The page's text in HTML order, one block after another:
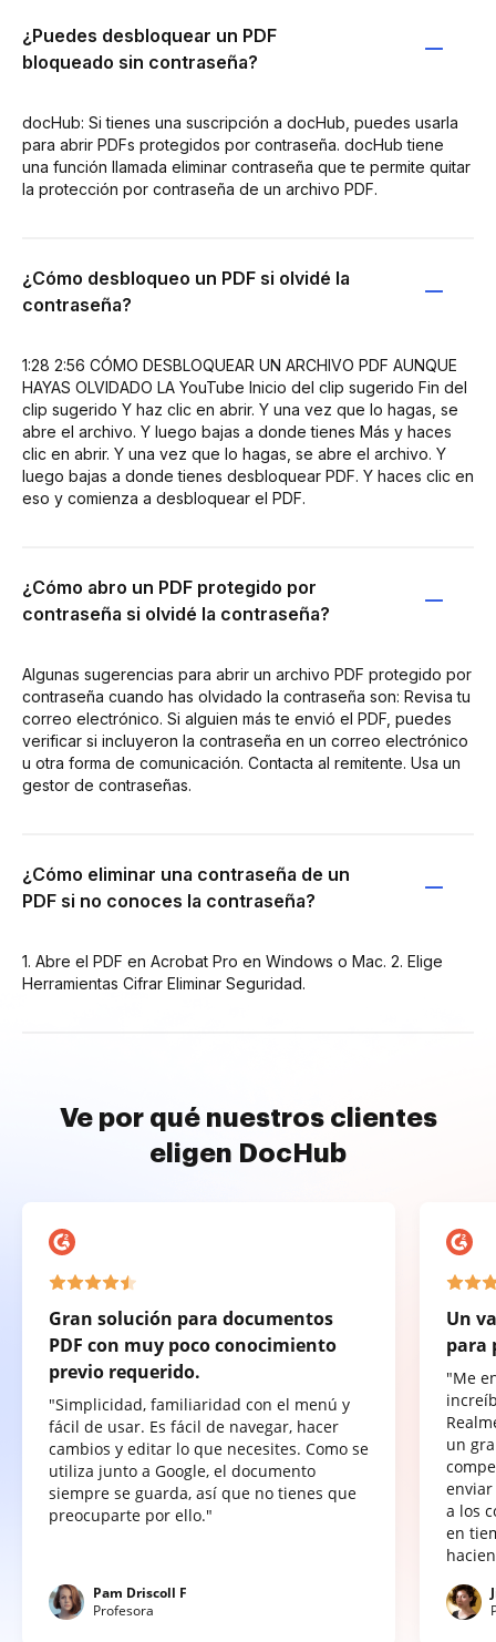
¿Puedes desbloquear un PDF
bloqueado sin contraseña?
docHub: Si tienes una suscripción a docHub, puedes usarla
para abrir PDFs protegidos por contraseña. docHub tiene
una función llamada eliminar contraseña que te permite quitar
la protección por contraseña de un archivo PDF.
¿Cómo desbloqueo un PDF si olvidé la
contraseña?
1:28 2:56 CÓMO DESBLOQUEAR UN ARCHIVO PDF AUNQUE
HAYAS OLVIDADO LA YouTube Inicio del clip sugerido Fin del
clip sugerido Y haz clic en abrir. Y una vez que lo hagas, se
abre el archivo. Y luego bajas a donde tienes Más y haces
clic en abrir. Y una vez que lo hagas, se abre el archivo. Y
luego bajas a donde tienes desbloquear PDF. Y haces clic en
eso y comienza a desbloquear el PDF.
¿Cómo abro un PDF protegido por
contraseña si olvidé la contraseña?
Algunas sugerencias para abrir un archivo PDF protegido por
contraseña cuando has olvidado la contraseña son: Revisa tu
correo electrónico. Si alguien más te envió el PDF, puedes
verificar si incluyeron la contraseña en un correo electrónico
u otra forma de comunicación. Contacta al remitente. Usa un
gestor de contraseñas.
¿Cómo eliminar una contraseña de un
PDF si no conoces la contraseña?
1. Abre el PDF en Acrobat Pro en Windows o Mac. 2. Elige
Herramientas Cifrar Eliminar Seguridad.
Ve por qué nuestros clientes
eligen DocHub
Gran solución para documentos
PDF con muy poco conocimiento
previo requerido.
"Simplicidad, familiaridad con el menú y
fácil de usar. Es fácil de navegar, hacer
cambios y editar lo que necesites. Como se
utiliza junto a Google, el documento
siempre se guarda, así que no tienes que
preocuparte por ello."
Pam Driscoll F
Profesora
Un
para
"Me
un
a los
en